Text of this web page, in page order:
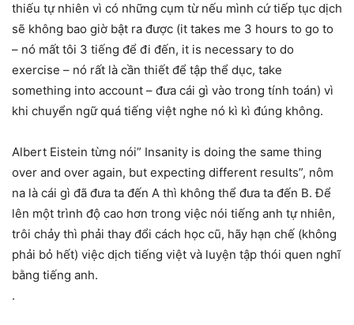
thiếu tự nhiên vì có những cụm từ nếu mình cứ tiếp tục dịch
sẽ không bao giờ bật ra được (it takes me 3 hours to go to
– nó mất tôi 3 tiếng để đi đến, it is necessary to do
exercise – nó rất là cần thiết để tập thể dục, take
something into account – đưa cái gì vào trong tính toán) vì
khi chuyển ngữ quá tiếng việt nghe nó kì kì đúng không.
Albert Eistein từng nói” Insanity is doing the same thing
over and over again, but expecting different results”, nôm
na là cái gì đã đưa ta đến A thì không thể đưa ta đến B. Để
lên một trình độ cao hơn trong việc nói tiếng anh tự nhiên,
trôi chảy thì phải thay đổi cách học cũ, hãy hạn chế (không
phải bỏ hết) việc dịch tiếng việt và luyện tập thói quen nghĩ
bằng tiếng anh.
.